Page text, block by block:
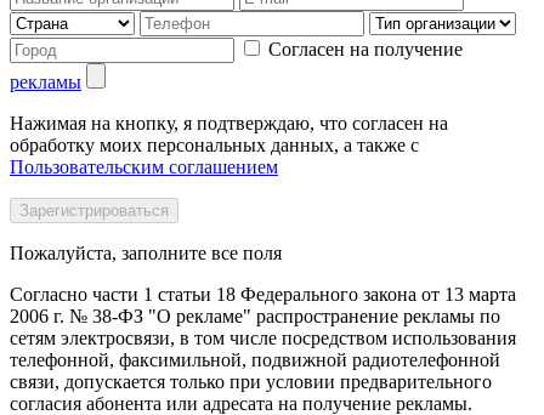
Согласен на получение
рекламы
Нажимая на кнопку, я подтверждаю, что согласен на
обработку моих персональных данных, а также с
Пользовательским соглашением
Пожалуйста, заполните все поля
Согласно части 1 статьи 18 Федерального закона от 13 марта
2006 г. № 38-ФЗ "О рекламе" распространение рекламы по
сетям электросвязи, в том числе посредством использования
телефонной, факсимильной, подвижной радиотелефонной
связи, допускается только при условии предварительного
согласия абонента или адресата на получение рекламы.